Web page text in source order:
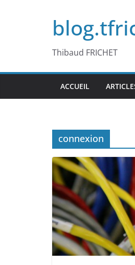
Thibaud FRICHET
ACCUEIL
connexion